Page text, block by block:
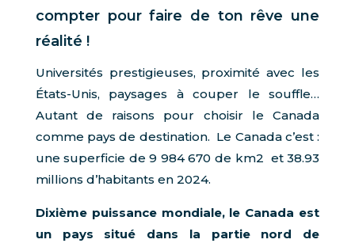
compter pour faire de ton rêve une
réalité !
Universités prestigieuses, proximité avec les
États-Unis, paysages à couper le souffle…
Autant de raisons pour choisir le Canada
comme pays de destination. Le Canada c’est :
une superficie de 9 984 670 de km2 et 38.93
millions d’habitants en 2024.
Dixième puissance mondiale, le Canada est
un pays situé dans la partie nord de